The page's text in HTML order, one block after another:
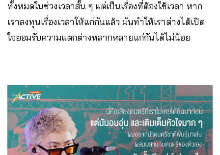
ทั้งหมดในช่วงเวลาสั้น ๆ แต่เป็นเรื่องที่ต้องใช้เวลา หาก
เราลงทุนเรื่องเวลาให้แก่กันแล้ว มันทำให้เราต่างได้เปิด
ใจยอมรับความแตกต่างหลากหลายแก่กันได้ไม่น้อย